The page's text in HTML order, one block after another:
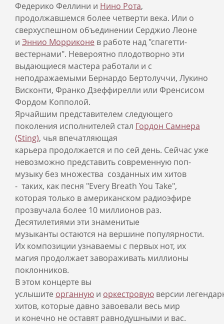
Федерико Феллини и Нино Рота,
продолжавшемся более четверти века. Или о
сверхуспешном объединении Серджио Леоне
и Эннио Морриконе в работе над "спагетти-
вестернами". Невероятно плодотворно эти
выдающиеся мастера работали и с
неподражаемыми Бернардо Бертолуччи, Лукино
Висконти, Франко Дзеффирелли или Френсисом
Фордом Копполой.
Ярчайшим представителем следующего
поколения исполнителей стал Гордон Самнера
(Sting), чья впечатляющая
карьера продолжается и по сей день. Сейчас уже
невозможно представить современную поп-
музыку без множества созданных им хитов
- таких, как песня "Every Breath You Take",
которая только в американском радиоэфире
прозвучала более 10 миллионов раз.
Десятилетиями эти знаменитые
музыканты остаются на вершине популярности.
Их композиции узнаваемы с первых нот, их
магия продолжает завораживать миллионы
поклонников.
В этом концерте вы
услышите органную и оркестровую версии
хитов, которые давно завоевали весь мир
и конечно не оставят равнодушными и вас.